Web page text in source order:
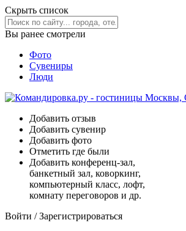
Скрыть список
Вы ранее смотрели
Фото
Сувениры
Люди
Добавить отзыв
Добавить сувенир
Добавить фото
Отметить где были
Добавить конференц-зал,
банкетный зал, коворкинг,
компьютерный класс, лофт,
комнату переговоров и др.
Войти /Зарегистрироваться